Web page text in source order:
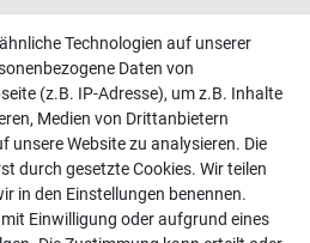
und Beratung unter:
Technologien auf unserer
Daten von
(z.B. IP-Adresse), um z.B. Inhalte
Medien von Drittanbietern
unsere Website zu analysieren. Die
durch gesetzte Cookies. Wir teilen
in den Einstellungen benennen.
Einwilligung oder aufgrund eines